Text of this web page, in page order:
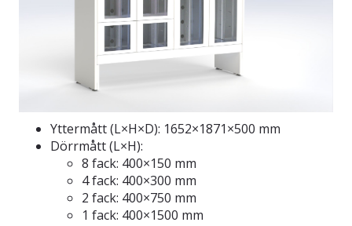
Yttermått (L×H×D): 1652×1871×500 mm
Dörrmått (L×H):
8 fack: 400×150 mm
4 fack: 400×300 mm
2 fack: 400×750 mm
1 fack: 400×1500 mm